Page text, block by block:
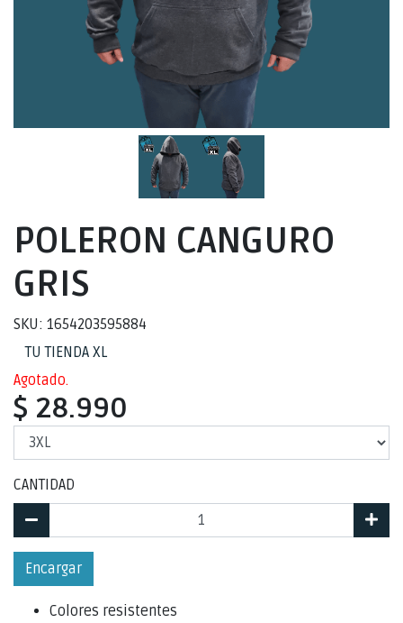
POLERON CANGURO
GRIS
SKU: 1654203595884
TU TIENDA XL
Agotado.
$ 28.990
CANTIDAD
Encargar
Colores resistentes